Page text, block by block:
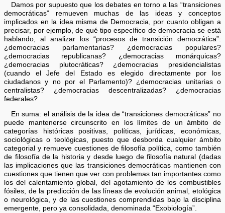
Damos por supuesto que los debates en torno a las “transiciones
democráticas” remueven muchas de las ideas y conceptos
implicados en la idea misma de Democracia, por cuanto obligan a
precisar, por ejemplo, de qué tipo específico de democracia se está
hablando, al analizar los “procesos de transición democrática”:
¿democracias parlamentarias? ¿democracias populares?
¿democracias republicanas? ¿democracias monárquicas?
¿democracias plutocráticas? ¿democracias presidencialistas
(cuando el Jefe del Estado es elegido directamente por los
ciudadanos y no por el Parlamento)? ¿democracias unitarias o
centralistas? ¿democracias descentralizadas? ¿democracias
federales?
En suma: el análisis de la idea de “transiciones democráticas” no
puede mantenerse circunscrito en los límites de un ámbito de
categorías históricas positivas, políticas, jurídicas, económicas,
sociológicas o teológicas, puesto que desborda cualquier ámbito
categorial y remueve cuestiones de filosofía política, como también
de filosofía de la historia y desde luego de filosofía natural (dadas
las implicaciones que las transiciones democráticas mantienen con
cuestiones que tienen que ver con problemas tan importantes como
los del calentamiento global, del agotamiento de los combustibles
fósiles, de la predicción de las líneas de evolución animal, etológica
o neurológica, y de las cuestiones comprendidas bajo la disciplina
emergente, pero ya consolidada, denominada “Exobiología”.